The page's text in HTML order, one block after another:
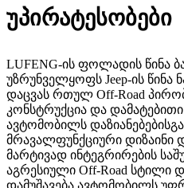
უპირატესობები
LUFENG-ის ფოლადის წინა
უზრუნველყოფს Jeep-ის წინა
დაცვას რთულ Off-Road
კონსტრუქცია და
ავტომობილს
მრავალფუნქციური დიზაინი
მარტივად ინტეგრირების
აგრესიული Off-Road სტილი
დამუშავება ავტომობილს